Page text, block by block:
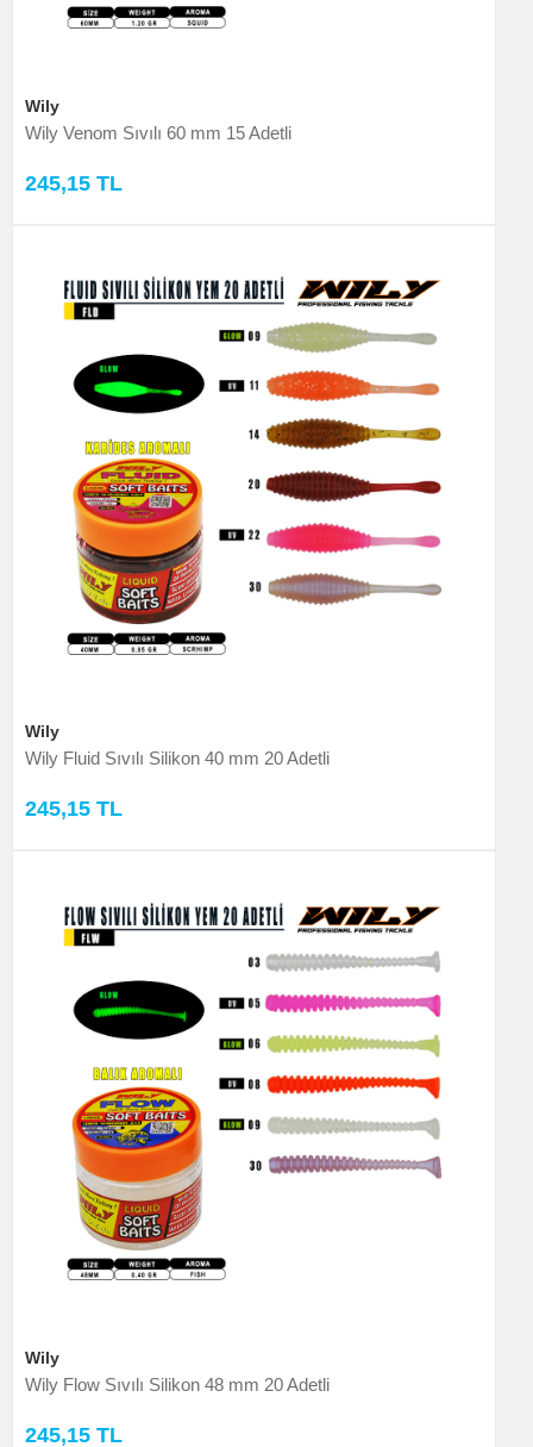
Wily
Wily Venom Sıvılı 60 mm 15 Adetli
245,15 TL
Wily
Wily Fluid Sıvılı Silikon 40 mm 20 Adetli
245,15 TL
Wily
Wily Flow Sıvılı Silikon 48 mm 20 Adetli
245,15 TL